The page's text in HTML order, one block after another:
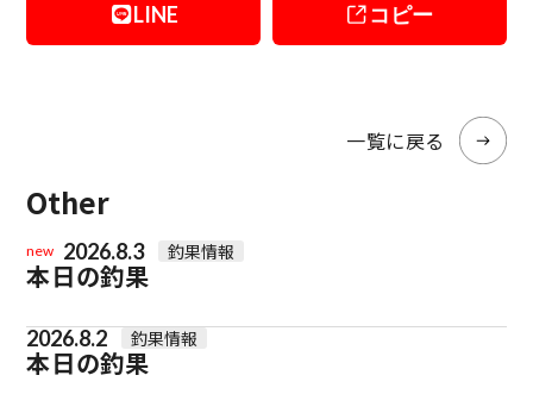
LINE コピー
一覧に戻る
Other
new 2026.8.3 釣果情報
本日の釣果
2026.8.2 釣果情報
本日の釣果